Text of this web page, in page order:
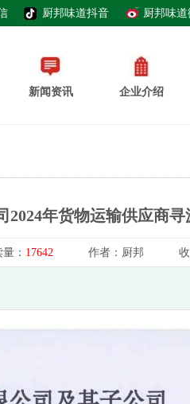
厨邦味道抖音 厨邦味
新闻资讯 企业介绍
2024年货物运输供应商寻
： 17642 作者： 厨邦